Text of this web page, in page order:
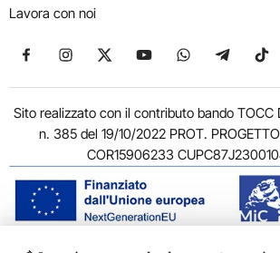
Lavora con noi
Seguici su Facebook
Seguici su Instagram
Seguici su X
Seguici su YouTube
Seguici su
Seguici
Sito realizzato con il contributo bando
n. 385 del 19/10/2022 PROT.
COR15906233